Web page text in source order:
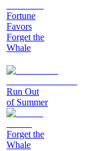
Fortune
Favors
Forget the
Whale
Run Out
of Summer
Forget the
Whale